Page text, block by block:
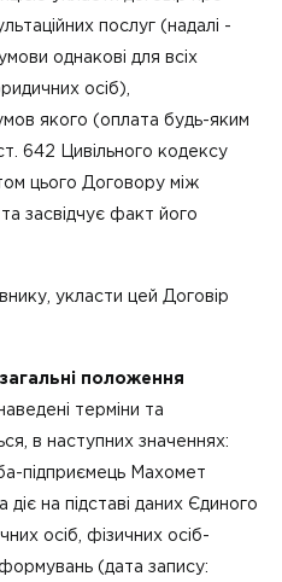
послуг (надалі -
однакові для всіх
осіб),
якого (оплата будь-яким
642 Цивільного кодексу
цього Договору між
засвідчує факт його
укласти цей Договір
положення
терміни та
в наступних значеннях:
підприємець Махомет
на підставі даних Єдиного
осіб, фізичних осіб-
(дата запису: